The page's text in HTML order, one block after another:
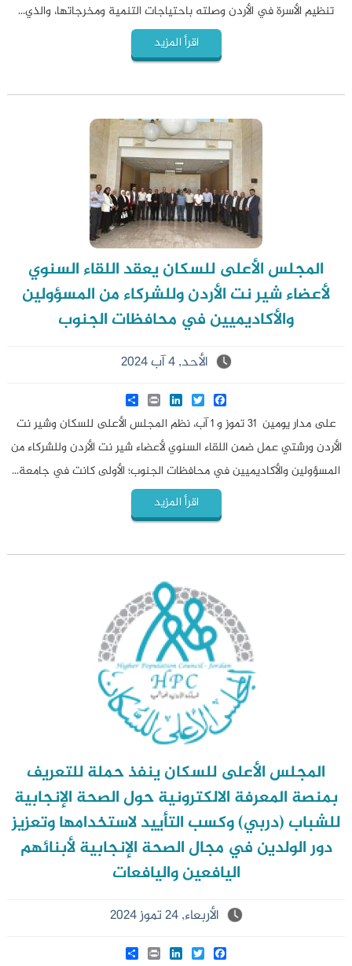
تنظيم الأسرة في الأردن وصلته باحتياجات التنمية ومخرجاتها، والذي...
اقرأ المزيد
المجلس الأعلى للسكان يعقد اللقاء السنوي
لأعضاء شير نت الأردن وللشركاء من المسؤولين
والأكاديميين في محافظات الجنوب
الأحد, 4 آب 2024
Facebook
Twitter
LinkedIn
Print
على مدار يومين 31 تموز و 1 آب، نظم المجلس الأعلى للسكان وشير نت
الأردن ورشتي عمل ضمن اللقاء السنوي لأعضاء شير نت الأردن وللشركاء من
المسؤولين والأكاديميين في محافظات الجنوب؛ الأولى كانت في جامعة...
اقرأ المزيد
المجلس الأعلى للسكان ينفذ حملة للتعريف
بمنصة المعرفة الالكترونية حول الصحة الإنجابية
للشباب (دربي) وكسب التأييد لاستخدامها وتعزيز
دور الولدين في مجال الصحة الإنجابية لأبنائهم
اليافعين واليافعات
الأربعاء, 24 تموز 2024
Facebook
Twitter
LinkedIn
Print